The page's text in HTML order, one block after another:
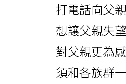
打電話向父
想讓父親失
對父親更為
須和各族群